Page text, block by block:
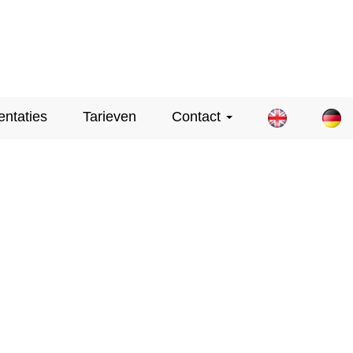
Tarieven Contact